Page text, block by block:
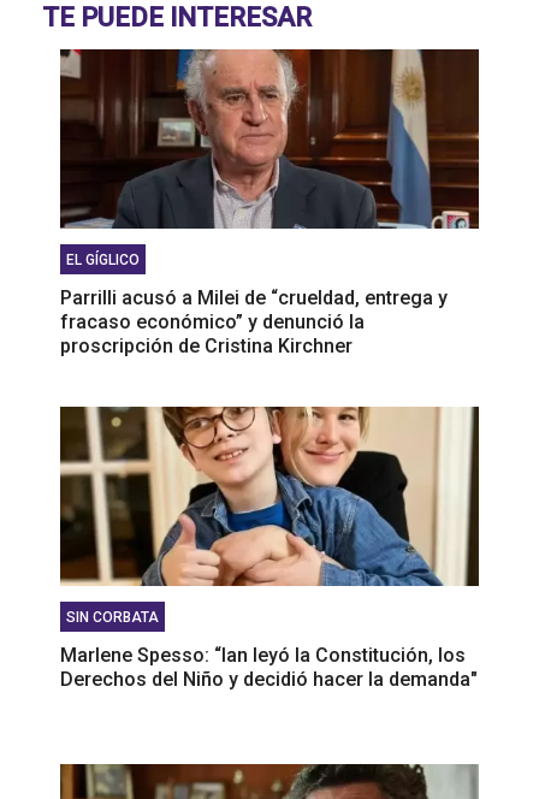
planificar qué país querés"
Nicolás "El Americano" Soria rompe el silencio:
"Pasé de ser el secuestrador de Loan a que no
TE PUEDE INTERESAR
EL GÍGLICO
Parrilli acusó a Milei de “crueldad, entrega y
fracaso económico” y denunció la
proscripción de Cristina Kirchner
SIN CORBATA
Marlene Spesso: “Ian leyó la Constitución, los
Derechos del Niño y decidió hacer la demanda"